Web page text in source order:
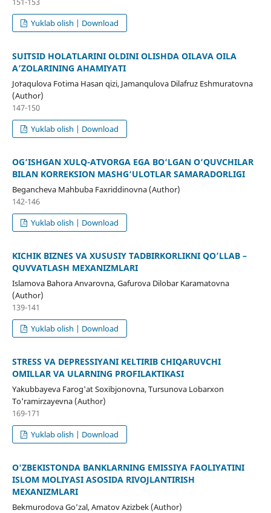
Yuklab olish | Download
SUITSID HOLATLARINI OLDINI OLISHDA OILAVA OILA
A’ZOLARINING AHAMIYATI
Joʻraqulova Fotima Hasan qizi, Jamanqulova Dilafruz Eshmuratovna
(Author)
147-150
Yuklab olish | Download
OG‘ISHGAN XULQ-ATVORGA EGA BO‘LGAN O‘QUVCHILAR
BILAN KORREKSION MASHG‘ULOTLAR SAMARADORLIGI
Begancheva Mahbuba Faxriddinovna (Author)
142-146
Yuklab olish | Download
KICHIK BIZNES VA XUSUSIY TADBIRKORLIKNI QO’LLAB –
QUVVATLASH MEXANIZMLARI
Islamova Bahora Anvarovna, Gafurova Dilobar Karamatovna
(Author)
139-141
Yuklab olish | Download
STRESS VA DEPRESSIYANI KELTIRIB CHIQARUVCHI
OMILLAR VA ULARNING PROFILAKTIKASI
Yakubbayeva Farog'at Soxibjonovna, Tursunova Lobarxon
To'ramirzayevna (Author)
169-171
Yuklab olish | Download
O'ZBEKISTONDA BANKLARNING EMISSIYA FAOLIYATINI
ISLOM MOLIYASI ASOSIDA RIVOJLANTIRISH
MEXANIZMLARI
Bekmurodova Go’zal, Amatov Azizbek (Author)